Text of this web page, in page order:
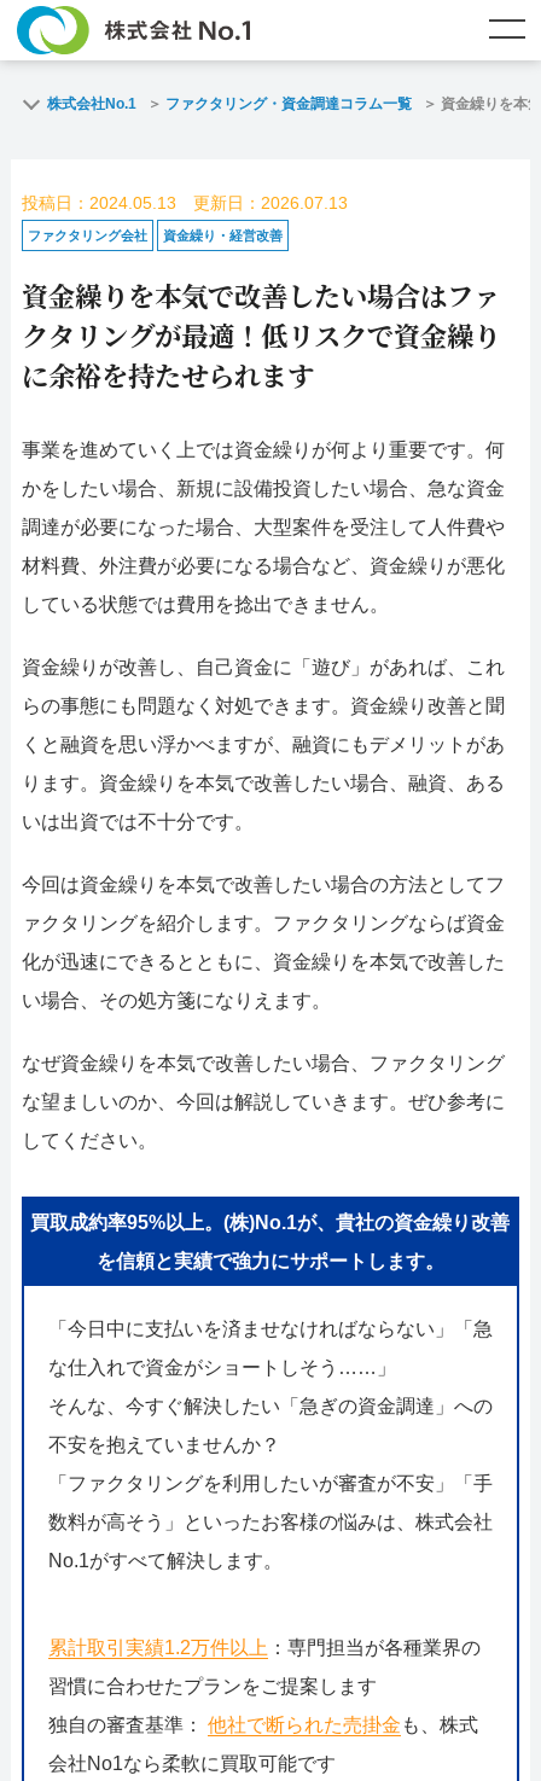
ファクタリングとは？
よくある質問 ファクタリング・資金調達コラム
企業情報 お問い合わせ
名古屋支店HP 福岡支店HP
お問合せ
査定依頼
お問い合わせ
052-414-4107 092-419-2433
おすすめ記事
ファクタリングで即日資金調達するための方法
株式会社No.1 ファクタリング・資金調達コラム一覧 資金繰りを本
投稿日：2024.05.13 更新日：2026.07.13
ファクタリング会社 資金繰り・経営改善
資金繰りを本気で改善したい場合はファ
クタリングが最適！低リスクで資金繰り
に余裕を持たせられます
事業を進めていく上では資金繰りが何より重要です。何
かをしたい場合、新規に設備投資したい場合、急な資金
調達が必要になった場合、大型案件を受注して人件費や
材料費、外注費が必要になる場合など、資金繰りが悪化
している状態では費用を捻出できません。
資金繰りが改善し、自己資金に「遊び」があれば、これ
らの事態にも問題なく対処できます。資金繰り改善と聞
くと融資を思い浮かべますが、融資にもデメリットがあ
ります。資金繰りを本気で改善したい場合、融資、ある
いは出資では不十分です。
今回は資金繰りを本気で改善したい場合の方法としてフ
ァクタリングを紹介します。ファクタリングならば資金
化が迅速にできるとともに、資金繰りを本気で改善した
い場合、その処方箋になりえます。
なぜ資金繰りを本気で改善したい場合、ファクタリング
な望ましいのか、今回は解説していきます。ぜひ参考に
してください。
買取成約率95%以上。(株)No.1が、貴社の資金繰り改善
を信頼と実績で強力にサポートします。
「今日中に支払いを済ませなければならない」「急
な仕入れで資金がショートしそう……」
そんな、今すぐ解決したい「急ぎの資金調達」への
不安を抱えていませんか？
「ファクタリングを利用したいが審査が不安」「手
数料が高そう」といったお客様の悩みは、株式会社
No.1がすべて解決します。
累計取引実績1.2万件以上 ：専門担当が各種業界の
習慣に合わせたプランをご提案します
独自の審査基準： 他社で断られた売掛金 も、株式
会社No1なら柔軟に買取可能です